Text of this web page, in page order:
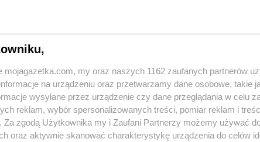
Znajdziesz tutaj sklepy należące do lokalnych sieci oraz duże, znane super- i
PEPCO
dino
mojagazetka.com, my oraz naszych 1162 zaufanych partnerów
na urządzeniu oraz przetwarzamy dane osobowe, takie
wysyłane przez urządzenie czy dane przeglądania w celu
reklam, wybór spersonalizowanych treści, pomiar reklam i
Za zgodą Użytkownika my i Zaufani Partnerzy możemy używać
oraz aktywnie skanować charakterystykę urządzenia do celów